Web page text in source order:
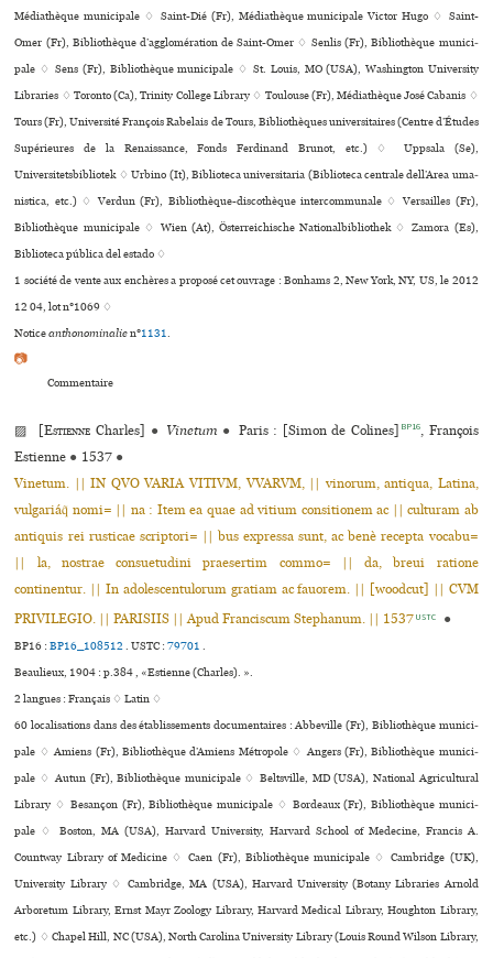
Médiathèque muni­ci­pale ♢ Saint-Dié (Fr), Médiathèque muni­ci­pale Victor Hugo ♢ Saint-
Omer (Fr), Bibliothèque d’agglo­mé­ra­tion de Saint-Omer ♢ Senlis (Fr), Bibliothèque muni­ci­
pale ♢ Sens (Fr), Bibliothèque muni­ci­pale ♢ St. Louis, MO (USA), Washington University
Libraries ♢ Toronto (Ca), Trinity College Library ♢ Toulouse (Fr), Médiathèque José Cabanis ♢
Tours (Fr), Université François Rabelais de Tours, Bibliothèques uni­ver­si­tai­res (Centre d’Études
Supérieures de la Renaissance, Fonds Ferdinand Brunot, etc.) ♢ Uppsala (Se),
Universitetsbibliotek ♢ Urbino (It), Biblioteca uni­ver­si­ta­ria (Biblioteca cen­trale dell’Area uma­
nis­tica, etc.) ♢ Verdun (Fr), Bibliothèque-dis­co­thè­que inter­com­mu­nale ♢ Versailles (Fr),
Bibliothèque muni­ci­pale ♢ Wien (At), Österreichische Nationalbibliothek ♢ Zamora (Es),
Biblioteca pública del estado ♢
1 société de vente aux enchères a proposé cet ouvrage : Bonhams 2, New York, NY, US, le 2012
12 04, lot n°1069 ♢
Noticeanthonominalien°1131.
📷
Commentaire
▨ [Estienne Charles] ● Vinetum ● Paris : [Simon de Colines] BP16, François
Estienne ● 1537 ●
Vinetum. || IN QVO VARIA VITIVM, VVARVM, || vinorum, antiqua, Latina,
vulgariáq̃ nomi= || na : Item ea quae ad vitium consitionem ac || culturam ab
antiquis rei rusticae scriptori= || bus expressa sunt, ac benè recepta vocabu=
|| la, nostrae consuetudini praesertim commo= || da, breui ratione
continentur. || In adolescentulorum gratiam ac fauorem. || [woodcut] || CVM
PRIVILEGIO. || PARISIIS || Apud Franciscum Stephanum. || 1537 USTC ●
BP16 :BP16_108512.USTC :79701.
Beaulieux, 1904 : p.384 , «Estienne (Charles). ».
2 langues :Français ♢Latin ♢
60 localisations dans des établissements documentaires : Abbeville (Fr), Bibliothèque muni­ci­
pale ♢ Amiens (Fr), Bibliothèque d’Amiens Métropole ♢ Angers (Fr), Bibliothèque muni­ci­
pale ♢ Autun (Fr), Bibliothèque muni­ci­pale ♢ Beltsville, MD (USA), National Agricultural
Library ♢ Besançon (Fr), Bibliothèque muni­ci­pale ♢ Bordeaux (Fr), Bibliothèque muni­ci­
pale ♢ Boston, MA (USA), Harvard University, Harvard School of Medecine, Francis A.
Countway Library of Medicine ♢ Caen (Fr), Bibliothèque muni­ci­pale ♢ Cambridge (UK),
University Library ♢ Cambridge, MA (USA), Harvard University (Botany Libraries Arnold
Arboretum Library, Ernst Mayr Zoology Library, Harvard Medical Library, Houghton Library,
etc.) ♢ Chapel Hill, NC (USA), North Carolina University Library (Louis Round Wilson Library,